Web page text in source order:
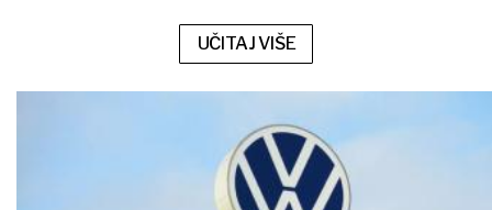
UČITAJ VIŠE